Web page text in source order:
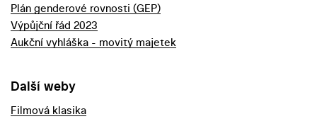
Plán genderové rovnosti (GEP)
Výpůjční řád 2023
Aukční vyhláška - movitý majetek
Další weby
Filmová klasika